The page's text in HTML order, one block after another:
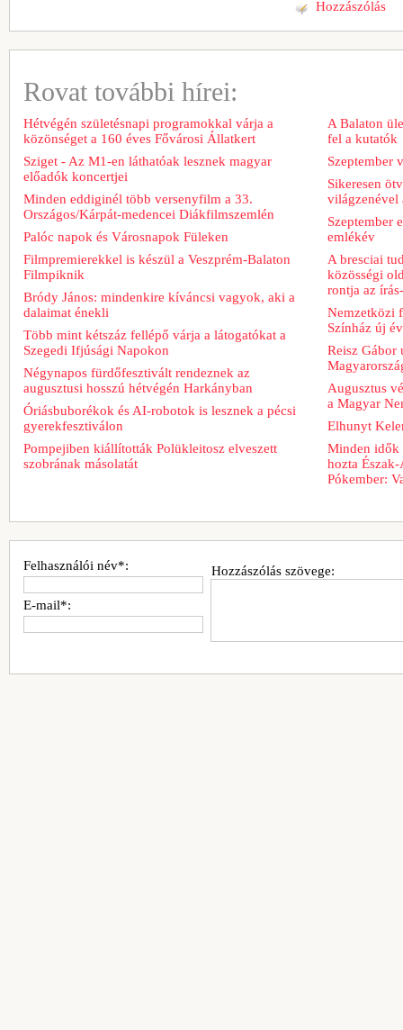
Hozzászólás
Rovat további hírei:
Hétvégén születésnapi programokkal várja a
közönséget a 160 éves Fővárosi Állatkert
Sziget - Az M1-en láthatóak lesznek magyar
előadók koncertjei
Minden eddiginél több versenyfilm a 33.
Országos/Kárpát-medencei Diákfilmszemlén
Palóc napok és Városnapok Füleken
Filmpremierekkel is készül a Veszprém-Balaton
Filmpiknik
Bródy János: mindenkire kíváncsi vagyok, aki a
dalaimat énekli
Több mint kétszáz fellépő várja a látogatókat a
Szegedi Ifjúsági Napokon
Négynapos fürdőfesztivált rendeznek az
augusztusi hosszú hétvégén Harkányban
Óriásbuborékok és AI-robotok is lesznek a pécsi
gyerekfesztiválon
Pompejiben kiállították Polükleitosz elveszett
szobrának másolatát
A Balaton
fel a kutatók
Szeptember
Sikeresen
világzenével
Szeptember
emlékév
A bresciai
közösségi
rontja az
Nemzetközi
Színház új
Reisz Gábor
Augusztus
a Magyar
Elhunyt
Minden idők
hozta
Pókember:
Hozzászólás szövege:
Felhasználói név*:
E-mail*: